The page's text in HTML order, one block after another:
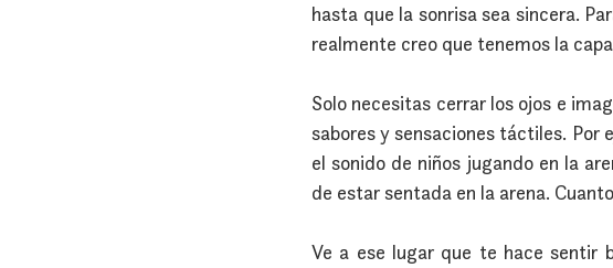
hasta que la sonrisa sea sincera.
realmente creo que tenemos la
Solo necesitas cerrar los ojos e
sabores y sensaciones táctiles. Por
el sonido de niños jugando en la
de estar sentada en la arena.
Ve a ese lugar que te hace sentir